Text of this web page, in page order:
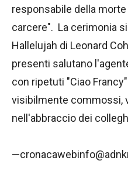
responsabile della
carcere". La cerimonia
Hallelujah di Leonard
presenti salutano
con ripetuti "Ciao
visibilmente commossi,
nell'abbraccio dei